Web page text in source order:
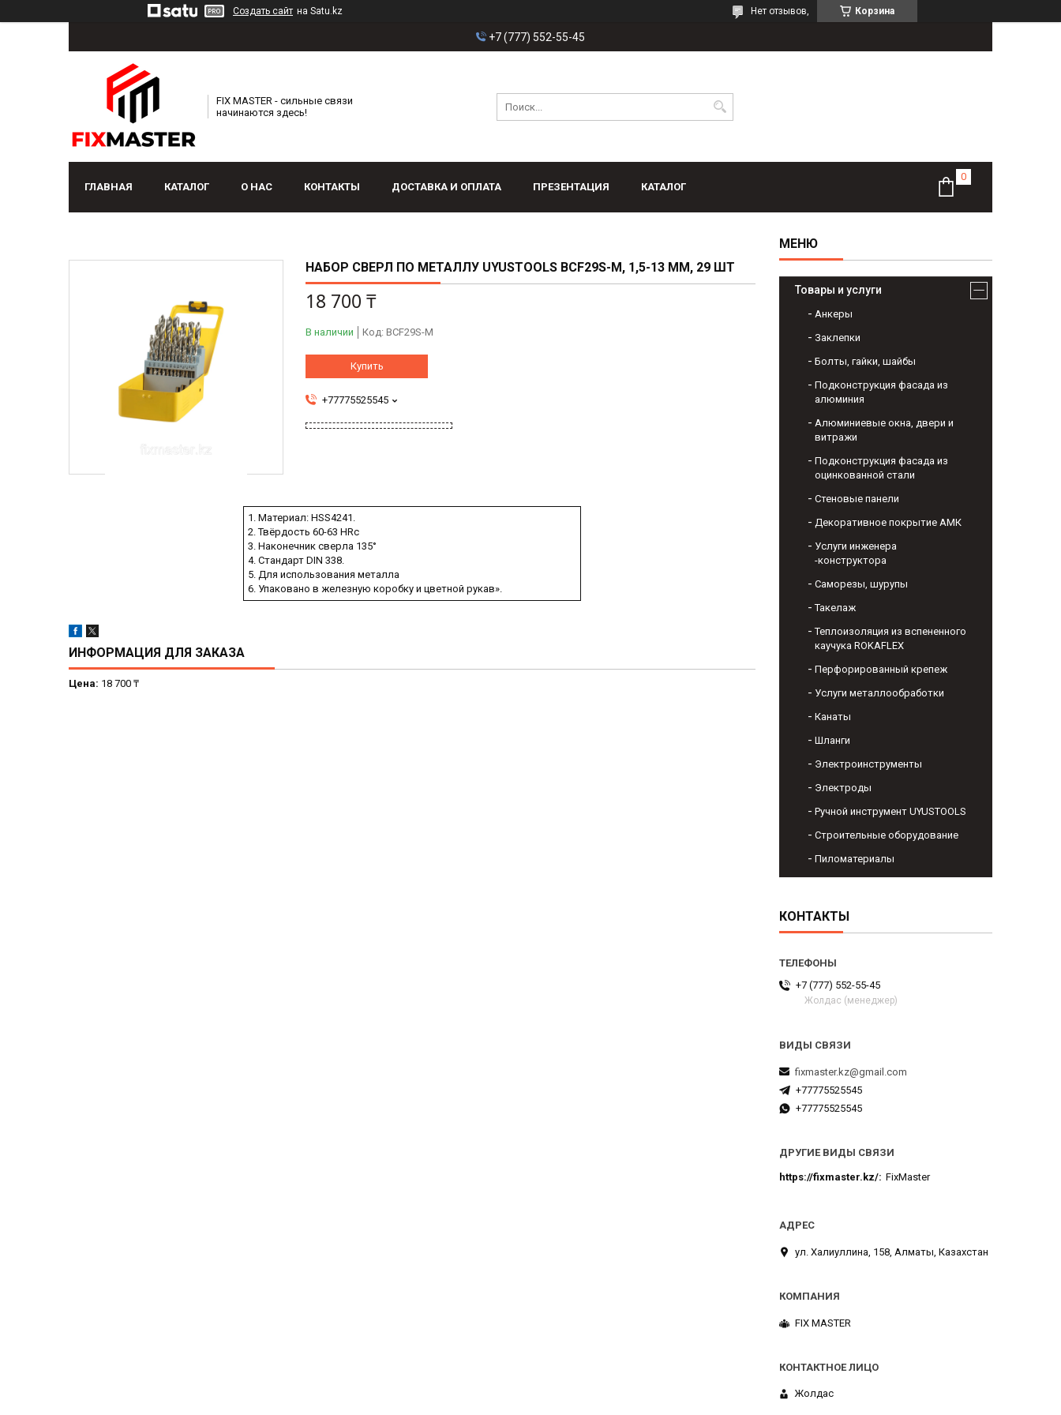
Создать сайт на Satu.kz Корзина
Нет отзывов,
+7 (777) 552-55-45
FIX MASTER - сильные связи
начинаются здесь!
ГЛАВНАЯ КАТАЛОГ О НАС КОНТАКТЫ ДОСТАВКА И ОПЛАТА ПРЕЗЕНТАЦИЯ КАТАЛОГ
НАБОР СВЕРЛ ПО МЕТАЛЛУ UYUSTOOLS BCF29S-M, 1,5-13 ММ, 29 ШТ
18 700 ₸
В наличии Код: BCF29S-M
Купить
+77775525545
1. Материал: HSS4241.
2. Твёрдость 60-63 HRc
3. Наконечник сверла 135°
4. Стандарт DIN 338.
5. Для использования металла
6. Упаковано в железную коробку и цветной рукав».
ИНФОРМАЦИЯ ДЛЯ ЗАКАЗА
Цена: 18 700 ₸
Товары и услуги
Анкеры
Заклепки
Болты, гайки, шайбы
Подконструкция фасада из
алюминия
Алюминиевые окна, двери и
витражи
Подконструкция фасада из
оцинкованной стали
Стеновые панели
Декоративное покрытие АМК
Услуги инженера
-конструктора
Саморезы, шурупы
Такелаж
Теплоизоляция из вспененного
каучука ROKAFLEX
Перфорированный крепеж
Услуги металлообработки
Канаты
Шланги
Электроинструменты
Электроды
Ручной инструмент UYUSTOOLS
Строительные оборудование
Пиломатериалы
КОНТАКТЫ
+7 (777) 552-55-45
Жолдас (менеджер)
fixmaster.kz@gmail.com
+77775525545
+77775525545
ДРУГИЕ ВИДЫ СВЯЗИ
https://fixmaster.kz/ FixMaster
ул. Халиуллина, 158, Алматы, Казахстан
FIX MASTER
Жолдас